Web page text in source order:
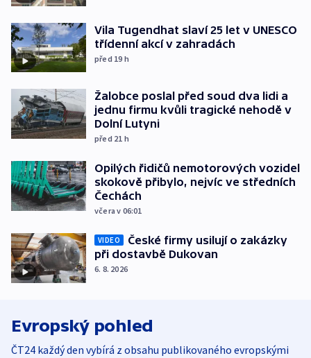
Vila Tugendhat slaví 25 let v UNESCO
třídenní akcí v zahradách
před 19 h
Žalobce poslal před soud dva lidi a
jednu firmu kvůli tragické nehodě v
Dolní Lutyni
před 21 h
Opilých řidičů nemotorových vozidel
skokově přibylo, nejvíc ve středních
Čechách
včera v 06:01
VIDEO
České firmy usilují o zakázky
při dostavbě Dukovan
6. 8. 2026
Evropský pohled
ČT24 každý den vybírá z obsahu publikovaného evropskými